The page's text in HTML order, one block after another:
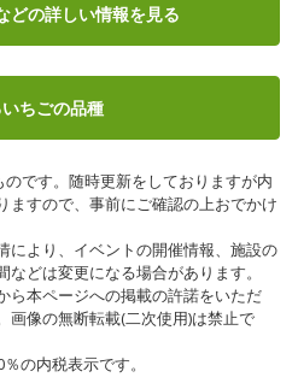
どの詳しい情報を見る
ちごの品種
です。随時更新をしておりますが内
ますので、事前にご確認の上おでかけ
より、イベントの開催情報、施設の
どは変更になる場合があります。
本ページへの掲載の許諾をいただ
画像の無断転載(二次使用)は禁止で
の内税表示です。